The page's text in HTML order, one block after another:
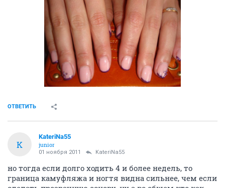
ОТВЕТИТЬ
K
KateriNa55
junior
01 ноября 2011 KateriNa55
но тогда если долго ходить 4 и более недель, то
граница камуфляжа и ногтя видна сильнее, чем если